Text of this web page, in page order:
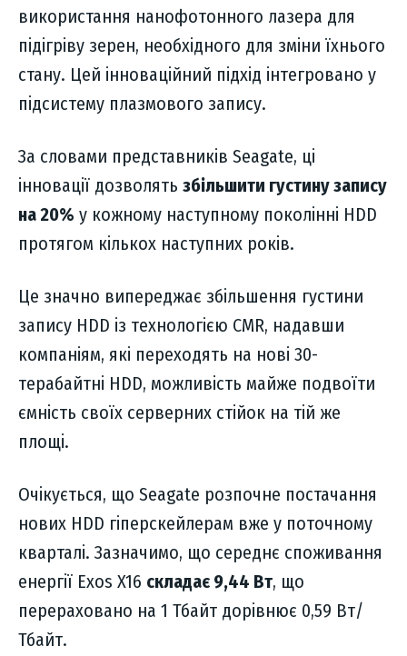
використання нанофотонного лазера для
підігріву зерен, необхідного для зміни їхнього
стану. Цей інноваційний підхід інтегровано у
підсистему плазмового запису.
За словами представників Seagate, ці
інновації дозволять збільшити густину запису
на 20% у кожному наступному поколінні HDD
протягом кількох наступних років.
Це значно випереджає збільшення густини
запису HDD із технологією CMR, надавши
компаніям, які переходять на нові 30-
терабайтні HDD, можливість майже подвоїти
ємність своїх серверних стійок на тій же
площі.
Очікується, що Seagate розпочне постачання
нових HDD гіперскейлерам вже у поточному
кварталі. Зазначимо, що середнє споживання
енергії Exos X16 складає 9,44 Вт, що
перераховано на 1 Тбайт дорівнює 0,59 Вт/
Тбайт.